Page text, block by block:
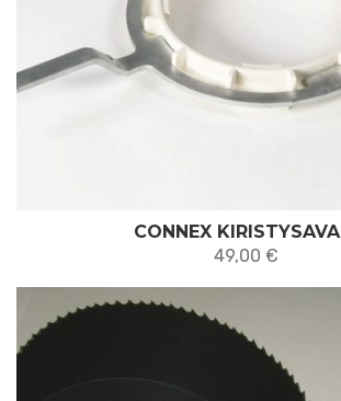
CONNEX
49,00 €